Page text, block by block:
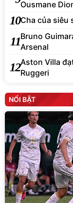
Ousmane
10Cha của siêu
11Bruno
Arsenal
12Aston Villa
Ruggeri
NỔI BẬT